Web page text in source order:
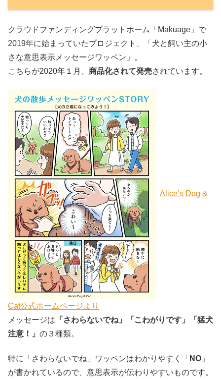
クラウドファンディングプラットホーム「Makuage」で
2019年に始まっていたプロジェクト、「犬と飼い主の小
さな意思表示メッセージワッペン」。
こちらが2020年１月、 商品化されて発売されています。
Alice’s Dog &
Cat公式ホームページより
メッセージは 「さわらないでね」「こわがりです」「猛犬
注意！」 の３種類。
特に「さわらないでね」ワッペンはわかりやすく「 NO 」
が書かれているので、意思表示が伝わりやすいものです。